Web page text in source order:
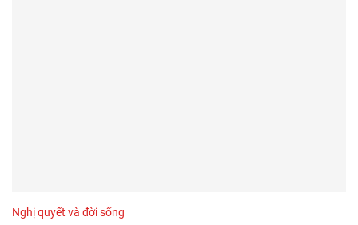
Nghị quyết và đời sống